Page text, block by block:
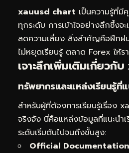
xauusd chart เป็นความรู้ที่มี
ทุกระดับ การเข้าใจอย่างลึกซึ้งจ
ลดความเสี่ยง สิ่งสำคัญคือฝึกฝ
ไม่หยุดเรียนรู้ ตลาด Forex ให้
เจาะลึกเพิ่มเติมเกี่ยว
ทรัพยากรและแหล่งเรียนรู้ที่แ
สำหรับผู้ที่ต้องการเรียนรู้เรื่อง
จริงจัง นี่คือแหล่งข้อมูลที่แนะนำ
ระดับเริ่มต้นไปจนถึงขั้นสูง:
Official